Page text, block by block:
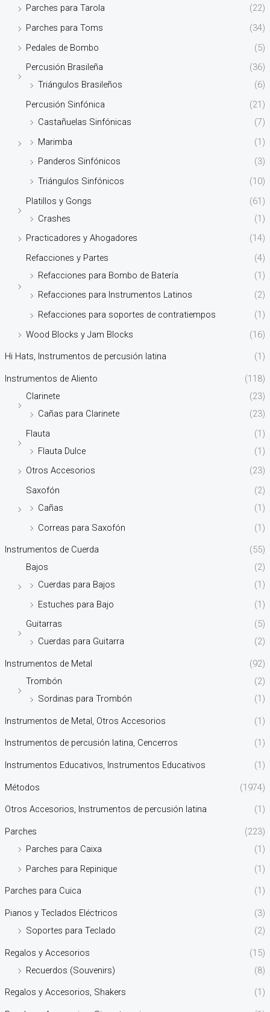
Parches para Tarola
(22)
Parches para Toms
(34)
Pedales de Bombo
(5)
Percusión Brasileña
(36)
Triángulos Brasileños
(6)
Percusión Sinfónica
(21)
Castañuelas Sinfónicas
(7)
Marimba
(1)
Panderos Sinfónicos
(3)
Triángulos Sinfónicos
(10)
Platillos y Gongs
(61)
Crashes
(1)
Practicadores y Ahogadores
(14)
Refacciones y Partes
(4)
Refacciones para Bombo de Batería
(1)
Refacciones para Instrumentos Latinos
(2)
Refacciones para soportes de contratiempos
(1)
Wood Blocks y Jam Blocks
(16)
Hi Hats, Instrumentos de percusión latina (1)
Instrumentos de Aliento
(118)
Clarinete
(23)
Cañas para Clarinete
(23)
Flauta
(1)
Flauta Dulce
(1)
Otros Accesorios
(23)
Saxofón
(2)
Cañas
(1)
Correas para Saxofón
(1)
Instrumentos de Cuerda
(55)
Bajos
(2)
Cuerdas para Bajos
(1)
Estuches para Bajo
(1)
Guitarras
(5)
Cuerdas para Guitarra
(2)
Instrumentos de Metal
(92)
Trombón
(2)
Sordinas para Trombón
(1)
Instrumentos de Metal, Otros Accesorios (1)
Instrumentos de percusión latina, Cencerros (1)
Instrumentos Educativos, Instrumentos Educativos (1)
Métodos (1974)
Otros Accesorios, Instrumentos de percusión latina (1)
Parches
(223)
Parches para Caixa
(1)
Parches para Repinique
(1)
Parches para Cuica (1)
Pianos y Teclados Eléctricos
(3)
Soportes para Teclado
(2)
Regalos y Accesorios
(15)
Recuerdos (Souvenirs)
(8)
Regalos y Accesorios, Shakers (1)